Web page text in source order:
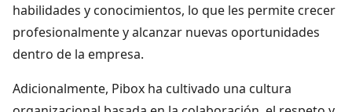
habilidades y conocimientos, lo que les permite crecer
profesionalmente y alcanzar nuevas oportunidades
dentro de la empresa.
Adicionalmente, Pibox ha cultivado una cultura